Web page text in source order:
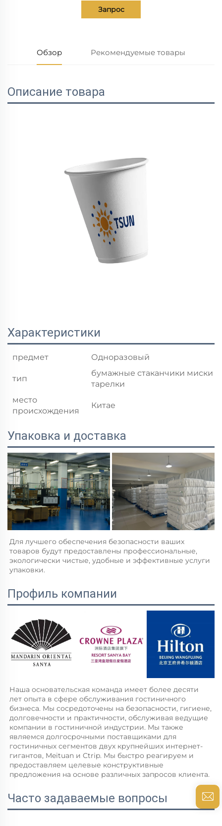
Запрос
Обзор Рекомендуемые товары
Описание товара
Характеристики
предмет Одноразовый
тип
бумажные стаканчики миски
тарелки
место
происхождения
Китае
Упаковка и доставка
Для лучшего обеспечения безопасности ваших
товаров будут предоставлены профессиональные,
экологически чистые, удобные и эффективные услуги
упаковки.
Профиль компании
Наша основательская команда имеет более десяти
лет опыта в сфере обслуживания гостиничного
бизнеса. Мы сосредоточены на безопасности, гигиене,
долговечности и практичности, обслуживая ведущие
компании в гостиничной индустрии. Мы также
являемся долгосрочными поставщиками для
гостиничных сегментов двух крупнейших интернет-
гигантов, Meituan и Ctrip. Мы быстро реагируем и
предоставляем целевые конструктивные
предложения на основе различных запросов клиента.
Часто задаваемые вопросы